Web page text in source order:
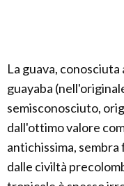
La guava,
guayaba
semisconosciuto,
dall'ottimo valore
antichissima,
dalle civiltà